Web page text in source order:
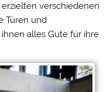
verschiedenen
Türen und
alles Gute für ihre